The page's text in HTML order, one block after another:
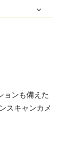
ョンも備えた
スキャンカメ